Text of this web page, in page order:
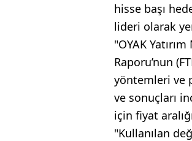
hisse başı
lideri olarak
"OYAK
Raporu’nun
yöntemleri ve
ve sonuçları
için fiyat
"Kullanılan